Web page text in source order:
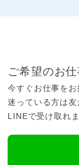
ご希望のお
今すぐお仕事をお
迷っている方は
LINEで受け取れま